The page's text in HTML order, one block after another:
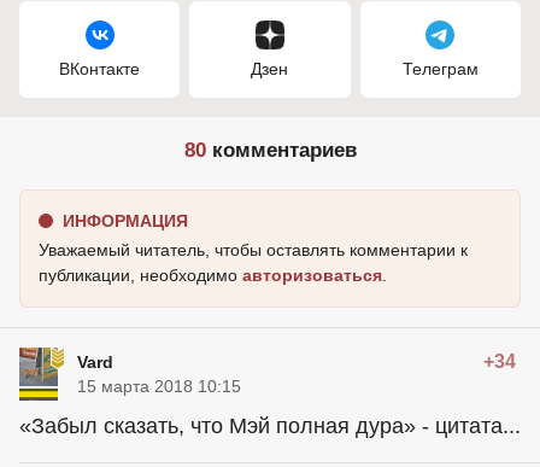
ВКонтакте Дзен Телеграм
80комментариев
ИНФОРМАЦИЯ
Уважаемый читатель, чтобы оставлять комментарии к
публикации, необходимо авторизоваться
Vard +34
15 марта 2018 10:15
«Забыл сказать, что Мэй полная дура» - цитата...